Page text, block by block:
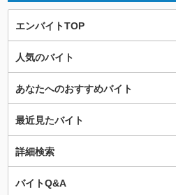
エンバイトTOP
人気のバイト
あなたへのおすすめバイト
最近見たバイト
詳細検索
バイトQ&A